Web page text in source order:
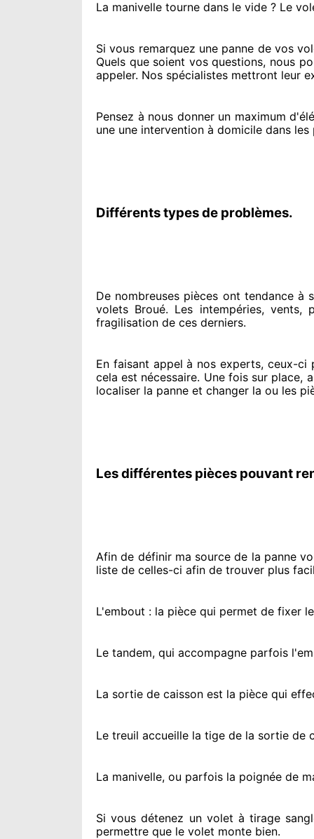
La manivelle tourne dans le vide ? Le
Si vous remarquez une panne de vos
Quels que soient vos questions, nous
appeler. Nos spécialistes mettront leur
Pensez à nous donnerun maximum
une une intervention à domicile dans les
Différents types de problèmes.
De nombreuses pièces ont tendance à
volets Broué. Les intempéries, vents,
fragilisation de ces derniers.
En faisant appel à nos experts, ceux-ci
cela est nécessaire. Une fois sur place,
localiser la panne et changer la ou les
Les différentes pièces pouvant
Afin de définir ma source de la panne
liste de celles-ci afin de trouver plus
L'embout : la pièce qui permet de fixer
Le tandem, qui accompagne parfois
La sortie de caisson est la pièce qui
Le treuil accueille la tige de la sortie
La manivelle, ou parfois la poignée de
Si vous détenez un volet à tirage
permettre que le volet monte bien.